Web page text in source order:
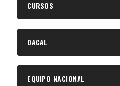
CURSOS
DACAL
EQUIPO NACIONAL